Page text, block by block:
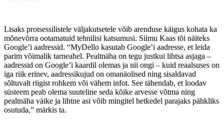
Lisaks protsessilistele väljakutsetele võib arenduse käigus kohata ka
mõnevõrra ootamatuid tehnilisi katsumusi. Siimu Kaas tõi näiteks
Google’i aadressid. “MyDello kasutab Google’i aadresse, et leida
parim võimalik tarneahel. Pealtnäha on tegu justkui lihtsa asjaga –
aadressid on Google’i kaardil olemas ja nii ongi – kuid reaalsuses on
iga riik erinev, aadressikujud on omanäolised ning sisaldavad
sõltuvalt riigist rohkem või vähem infot. See tähendab, et loodav
süsteem peab olema suuteline seda kõike arvesse võtma ning
pealtnäha väike ja lihtne asi võib mingitel hetkedel parajaks pähkliks
osutuda,” märkis ta.